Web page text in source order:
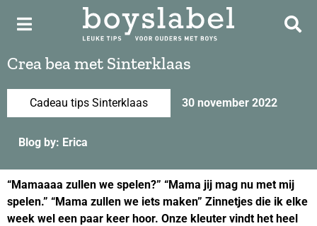
Crea bea met Sinterklaas
Cadeau tips Sinterklaas 30 november 2022
Blog by: Erica
“Mamaaaa zullen we spelen?” “Mama jij mag nu met mij
spelen.” “Mama zullen we iets maken” Zinnetjes die ik elke
week wel een paar keer hoor. Onze kleuter vindt het heel